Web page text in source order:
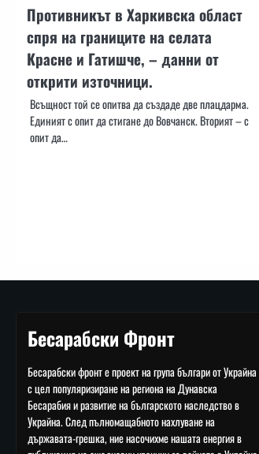
Противникът в Харкивска област
спря на границите на селата
Красне и Гатишче, – данни от
открити източници.
Всъщност той се опитва да създаде две плацдарма.
Единият с опит да стигане до Вовчанск. Вторият – с
опит да…
Бесарабски Фронт
Бесарабски фронт е проект на група българи от Украйна
с цел популяризиране на региона на Дунавска
Бесарабия и развитие на българското наследство в
Украйна. След пълномащабното нахлуване на
държавата-грешка, ние насочихме нашата енергия в